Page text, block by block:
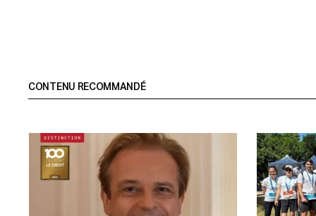
CONTENU RECOMMANDÉ